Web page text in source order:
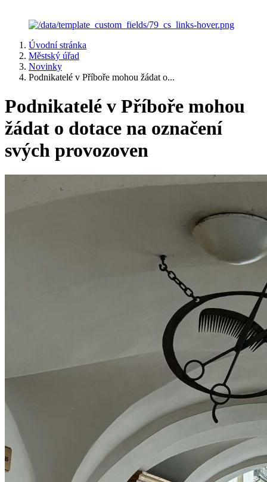
Úvodní stránka
Městský úřad
Novinky
Podnikatelé v Příboře mohou žádat o...
Podnikatelé v Příboře mohou
žádat o dotace na označení
svých provozoven